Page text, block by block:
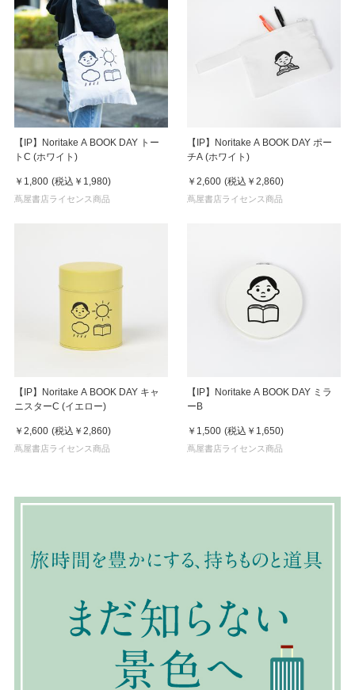
【IP】Noritake A BOOK DAY トー
トC (ホワイト)
￥1,800 (税込 ￥1,980)
蔦屋書店ライセンス商品
【IP】Noritake A BOOK DAY ポー
チA (ホワイト)
￥2,600 (税込 ￥2,860)
蔦屋書店ライセンス商品
【IP】Noritake A BOOK DAY キャ
ニスターC (イエロー)
￥2,600 (税込 ￥2,860)
蔦屋書店ライセンス商品
【IP】Noritake A BOOK DAY ミラ
ーB
￥1,500 (税込 ￥1,650)
蔦屋書店ライセンス商品